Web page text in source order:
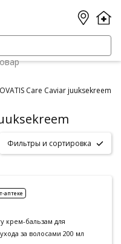
Care Caviar juuksekreem
Фильтры и сортировка
аптеке
крем-бальзам для
за волосами 200 мл